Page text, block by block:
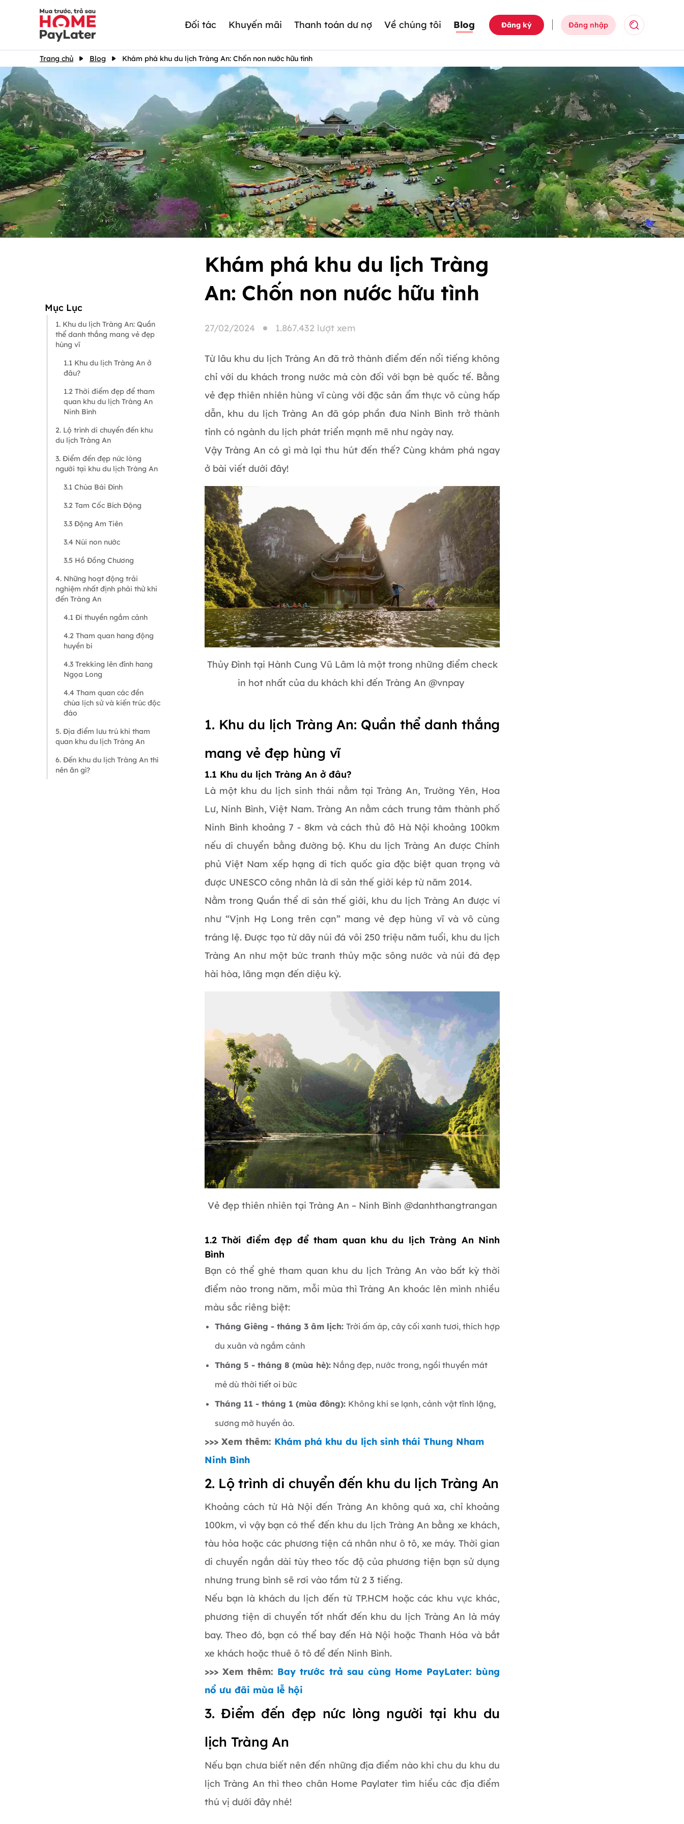
Tìm kiếm
Đối tác Khuyến mãi Thanh toán dư nợ Về chúng tôi Blog Đăng ký Đăng nhập
Trang chủ Blog Khám phá khu du lịch Tràng An: Chốn non nước hữu tình
Mục Lục
1. Khu du lịch Tràng An: Quần
thể danh thắng mang vẻ đẹp
hùng vĩ
1.1 Khu du lịch Tràng An ở
đâu?
1.2 Thời điểm đẹp để tham
quan khu du lịch Tràng An
Ninh Bình
2. Lộ trình di chuyển đến khu
du lịch Tràng An
3. Điểm đến đẹp nức lòng
người tại khu du lịch Tràng An
3.1 Chùa Bái Đính
3.2 Tam Cốc Bích Động
3.3 Động Am Tiên
3.4 Núi non nước
3.5 Hồ Đồng Chương
4. Những hoạt động trải
nghiệm nhất định phải thử khi
đến Tràng An
4.1 Đi thuyền ngắm cảnh
4.2 Tham quan hang động
huyền bí
4.3 Trekking lên đỉnh hang
Ngọa Long
4.4 Tham quan các đền
chùa lịch sử và kiến trúc độc
đáo
5. Địa điểm lưu trú khi tham
quan khu du lịch Tràng An
6. Đến khu du lịch Tràng An thì
nên ăn gì?
Khám phá khu du lịch Tràng
An: Chốn non nước hữu tình
27/02/2024 1.867.432 lượt xem
Từ lâu khu du lịch Tràng An đã trở thành điểm đến nổi tiếng không
chỉ với du khách trong nước mà còn đối với bạn bè quốc tế. Bằng
vẻ đẹp thiên nhiên hùng vĩ cùng với đặc sản ẩm thực vô cùng hấp
dẫn, khu du lịch Tràng An đã góp phần đưa Ninh Bình trở thành
tỉnh có ngành du lịch phát triển mạnh mẽ như ngày nay.
Vậy Tràng An có gì mà lại thu hút đến thế? Cùng khám phá ngay
ở bài viết dưới đây!
Thủy Đình tại Hành Cung Vũ Lâm là một trong những điểm check
in hot nhất của du khách khi đến Tràng An @vnpay
1. Khu du lịch Tràng An: Quần thể danh thắng
mang vẻ đẹp hùng vĩ
1.1 Khu du lịch Tràng An ở đâu?
Là một khu du lịch sinh thái nằm tại Tràng An, Trường Yên, Hoa
Lư, Ninh Bình, Việt Nam. Tràng An nằm cách trung tâm thành phố
Ninh Bình khoảng 7 - 8km và cách thủ đô Hà Nội khoảng 100km
nếu di chuyển bằng đường bộ. Khu du lịch Tràng An được Chính
phủ Việt Nam xếp hạng di tích quốc gia đặc biệt quan trọng và
được UNESCO công nhân là di sản thế giới kép từ năm 2014.
Nằm trong Quần thể di sản thế giới, khu du lịch Tràng An được ví
như “Vịnh Hạ Long trên cạn” mang vẻ đẹp hùng vĩ và vô cùng
tráng lệ. Được tạo từ dãy núi đá vôi 250 triệu năm tuổi, khu du lịch
Tràng An như một bức tranh thủy mặc sông nước và núi đá đẹp
hài hòa, lãng mạn đến diệu kỳ.
Vẻ đẹp thiên nhiên tại Tràng An – Ninh Bình @danhthangtrangan
1.2 Thời điểm đẹp để tham quan khu du lịch Tràng An Ninh
Bình
Bạn có thể ghé tham quan khu du lịch Tràng An vào bất kỳ thời
điểm nào trong năm, mỗi mùa thì Tràng An khoác lên mình nhiều
màu sắc riêng biệt:
Tháng Giêng - tháng 3 âm lịch: Trời ấm áp, cây cối xanh tươi, thích hợp
du xuân và ngắm cảnh
Tháng 5 - tháng 8 (mùa hè): Nắng đẹp, nước trong, ngồi thuyền mát
mẻ dù thời tiết oi bức
Tháng 11 - tháng 1 (mùa đông): Không khí se lạnh, cảnh vật tĩnh lặng,
sương mờ huyền ảo.
>>> Xem thêm: Khám phá khu du lịch sinh thái Thung Nham
Ninh Bình
2. Lộ trình di chuyển đến khu du lịch Tràng An
Khoảng cách từ Hà Nội đến Tràng An không quá xa, chỉ khoảng
100km, vì vậy bạn có thể đến khu du lịch Tràng An bằng xe khách,
tàu hỏa hoặc các phương tiện cá nhân như ô tô, xe máy. Thời gian
di chuyển ngắn dài tùy theo tốc độ của phương tiện bạn sử dụng
nhưng trung bình sẽ rơi vào tầm từ 2 3 tiếng.
Nếu bạn là khách du lịch đến từ TP.HCM hoặc các khu vực khác,
phương tiện di chuyển tốt nhất đến khu du lịch Tràng An là máy
bay. Theo đó, bạn có thể bay đến Hà Nội hoặc Thanh Hóa và bắt
xe khách hoặc thuê ô tô để đến Ninh Bình.
>>> Xem thêm: Bay trước trả sau cùng Home PayLater: bùng
nổ ưu đãi mùa lễ hội
3. Điểm đến đẹp nức lòng người tại khu du
lịch Tràng An
Nếu bạn chưa biết nên đến những địa điểm nào khi chu du khu du
lịch Tràng An thì theo chân Home Paylater tìm hiểu các địa điểm
thú vị dưới đây nhé!